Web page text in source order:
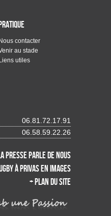
Pratique
Nous contacter
au stade
Liens utiles
06.81.72.17.91
06.58.59.22.26
presse parle de nous
à Privas en images
+ Plan du site